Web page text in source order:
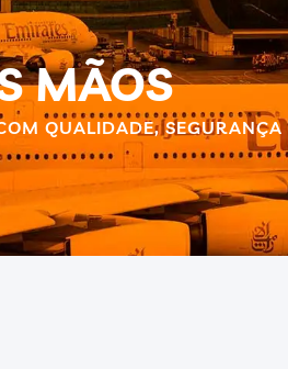
MÃOS
QUALIDADE, SEGURANÇA